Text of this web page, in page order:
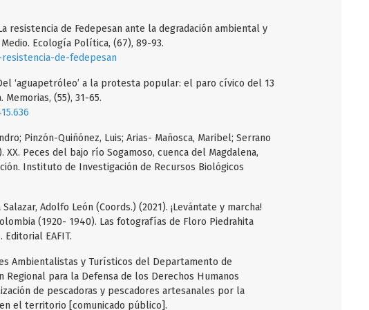
resistencia de Fedepesan ante la degradación ambiental y
Ecología Política, (67), 89-93.
de-fedepesan
‘aguapetróleo’ a la protesta popular: el paro cívico del 13
(55), 31-65.
Pinzón-Quiñónez, Luis; Arias- Mañosca, Maribel; Serrano
XX. Peces del bajo río Sogamoso, cuenca del Magdalena,
Instituto de Investigación de Recursos Biológicos
Adolfo León (Coords.) (2021). ¡Levántate y marcha!
(1920- 1940). Las fotografías de Floro Piedrahita
EAFIT.
Ambientalistas y Turísticos del Departamento de
Regional para la Defensa de los Derechos Humanos
de pescadoras y pescadores artesanales por la
el territorio [comunicado público].